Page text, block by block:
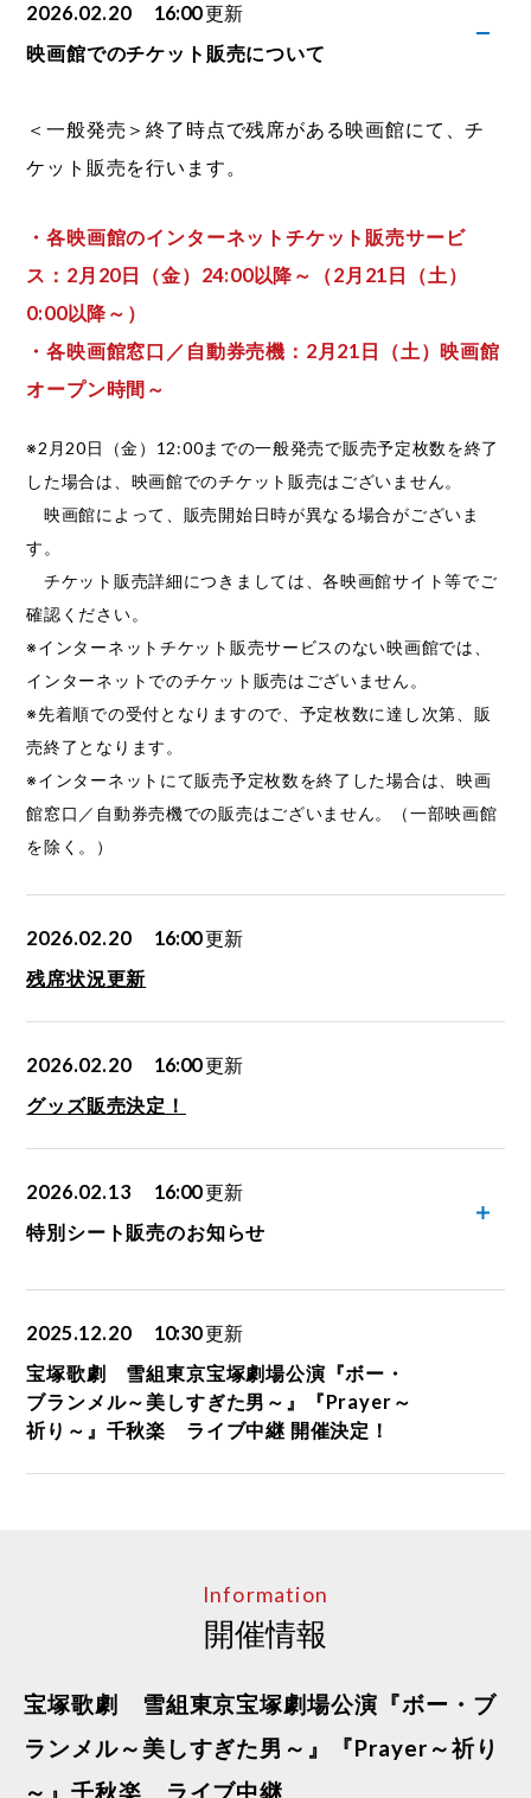
2026.02.20 16:00更新
映画館でのチケット販売について
＜一般発売＞終了時点で残席がある映画館にて、チ
ケット販売を行います。
・各映画館のインターネットチケット販売サービ
ス：2月20日（金）24:00以降～（2月21日（土）
0:00以降～）
・各映画館窓口／自動券売機：2月21日（土）映画館
オープン時間～
※2月20日（金）12:00までの一般発売で販売予定枚数を終了
した場合は、映画館でのチケット販売はございません。
映画館によって、販売開始日時が異なる場合がございま
す。
チケット販売詳細につきましては、各映画館サイト等でご
確認ください。
※インターネットチケット販売サービスのない映画館では、
インターネットでのチケット販売はございません。
※先着順での受付となりますので、予定枚数に達し次第、販
売終了となります。
※インターネットにて販売予定枚数を終了した場合は、映画
館窓口／自動券売機での販売はございません。（一部映画館
を除く。）
2026.02.20 16:00更新
残席状況更新
2026.02.20 16:00更新
グッズ販売決定！
2026.02.13 16:00更新
特別シート販売のお知らせ
2025.12.20 10:30更新
宝塚歌劇 雪組東京宝塚劇場公演『ボー・
ブランメル～美しすぎた男～』『Prayer～
祈り～』千秋楽 ライブ中継 開催決定！
Information
開催情報
宝塚歌劇 雪組東京宝塚劇場公演『ボー・ブ
ランメル～美しすぎた男～』『Prayer～祈り
～』千秋楽 ライブ中継